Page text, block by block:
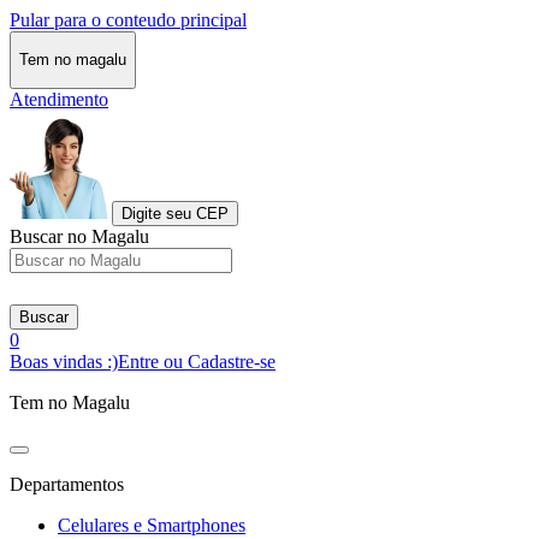
Pular para o conteudo principal
Tem no magalu
Atendimento
Digite seu CEP
Buscar no Magalu
Buscar
0
Boas vindas :)Entre ou Cadastre-se
Tem no Magalu
Departamentos
Celulares e Smartphones